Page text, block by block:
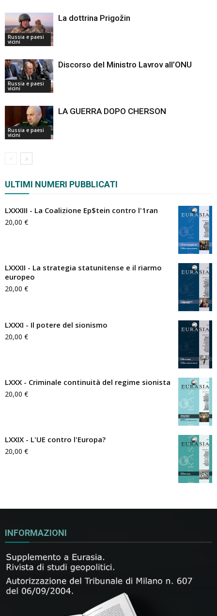
Russia e paesi
vicini
La dottrina Prigožin
Russia e paesi
vicini
Discorso del Ministro Lavrov all’ONU
Russia e paesi
vicini
LA GUERRA DOPO CHERSON
ULTIMI NUMERI PUBBLICATI
LXXXIII - La Coalizione Ep$tein contro l'1ran
20,00 €
LXXXII - La strategia statunitense e il riarmo
europeo
20,00 €
LXXXI - Il potere del sionismo
20,00 €
LXXX - Criminale continuità del regime sionista
20,00 €
LXXIX - L'UE contro l'Europa?
20,00 €
INFORMAZIONI